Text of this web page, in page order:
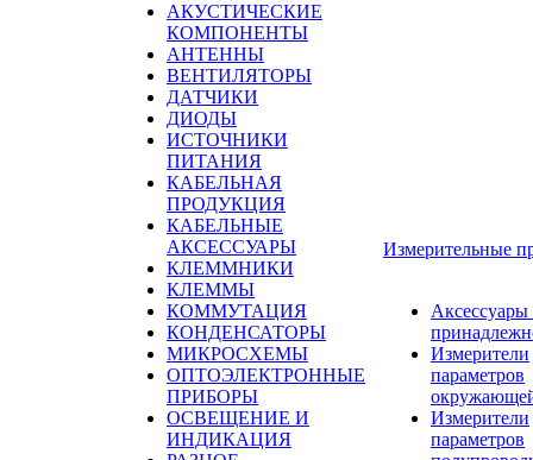
АКУСТИЧЕСКИЕ
КОМПОНЕНТЫ
АНТЕННЫ
ВЕНТИЛЯТОРЫ
ДАТЧИКИ
ДИОДЫ
ИСТОЧНИКИ
ПИТАНИЯ
КАБЕЛЬНАЯ
ПРОДУКЦИЯ
КАБЕЛЬНЫЕ
АКСЕССУАРЫ
КЛЕММНИКИ
КЛЕММЫ
КОММУТАЦИЯ
КОНДЕНСАТОРЫ
МИКРОСХЕМЫ
ОПТОЭЛЕКТРОННЫЕ
ПРИБОРЫ
ОСВЕЩЕНИЕ И
ИНДИКАЦИЯ
Измерительные
Аксессуары
Измерители
параметров
Измерители
параметров